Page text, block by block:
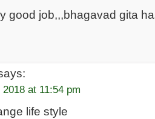
good job,,,bhagavad gita
at 11:54 pm
life style